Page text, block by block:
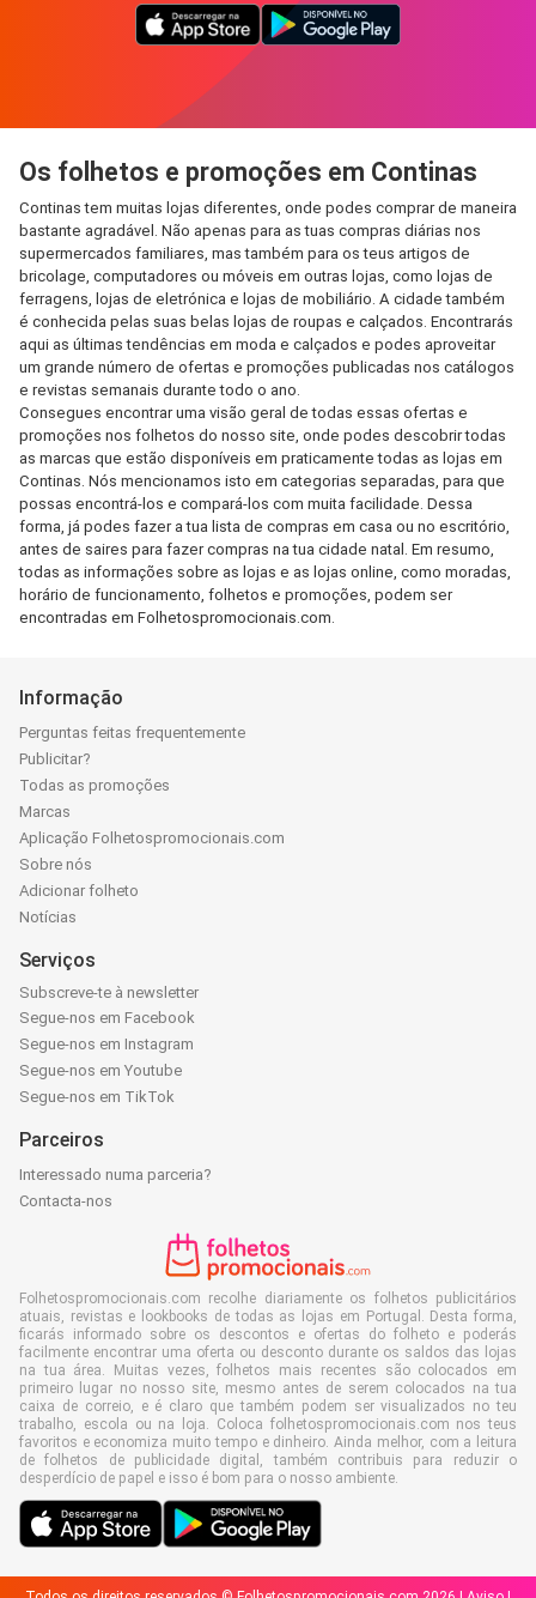
Os folhetos e promoções em Continas
Continas tem muitas lojas diferentes, onde podes comprar de maneira
bastante agradável. Não apenas para as tuas compras diárias nos
supermercados familiares, mas também para os teus artigos de
bricolage, computadores ou móveis em outras lojas, como lojas de
ferragens, lojas de eletrónica e lojas de mobiliário. A cidade também
é conhecida pelas suas belas lojas de roupas e calçados. Encontrarás
aqui as últimas tendências em moda e calçados e podes aproveitar
um grande número de ofertas e promoções publicadas nos catálogos
e revistas semanais durante todo o ano.
Consegues encontrar uma visão geral de todas essas ofertas e
promoções nos folhetos do nosso site, onde podes descobrir todas
as marcas que estão disponíveis em praticamente todas as lojas em
Continas. Nós mencionamos isto em categorias separadas, para que
possas encontrá-los e compará-los com muita facilidade. Dessa
forma, já podes fazer a tua lista de compras em casa ou no escritório,
antes de saires para fazer compras na tua cidade natal. Em resumo,
todas as informações sobre as lojas e as lojas online, como moradas,
horário de funcionamento, folhetos e promoções, podem ser
encontradas em Folhetospromocionais.com.
Informação
Perguntas feitas frequentemente
Publicitar?
Todas as promoções
Marcas
Aplicação Folhetospromocionais.com
Sobre nós
Adicionar folheto
Notícias
Serviços
Subscreve-te à newsletter
Segue-nos em Facebook
Segue-nos em Instagram
Segue-nos em Youtube
Segue-nos em TikTok
Parceiros
Interessado numa parceria?
Contacta-nos
Folhetospromocionais.com recolhe diariamente os folhetos publicitários
atuais, revistas e lookbooks de todas as lojas em Portugal. Desta forma,
ficarás informado sobre os descontos e ofertas do folheto e poderás
facilmente encontrar uma oferta ou desconto durante os saldos das lojas
na tua área. Muitas vezes, folhetos mais recentes são colocados em
primeiro lugar no nosso site, mesmo antes de serem colocados na tua
caixa de correio, e é claro que também podem ser visualizados no teu
trabalho, escola ou na loja. Coloca folhetospromocionais.com nos teus
favoritos e economiza muito tempo e dinheiro. Ainda melhor, com a leitura
de folhetos de publicidade digital, também contribuis para reduzir o
desperdício de papel e isso é bom para o nosso ambiente.